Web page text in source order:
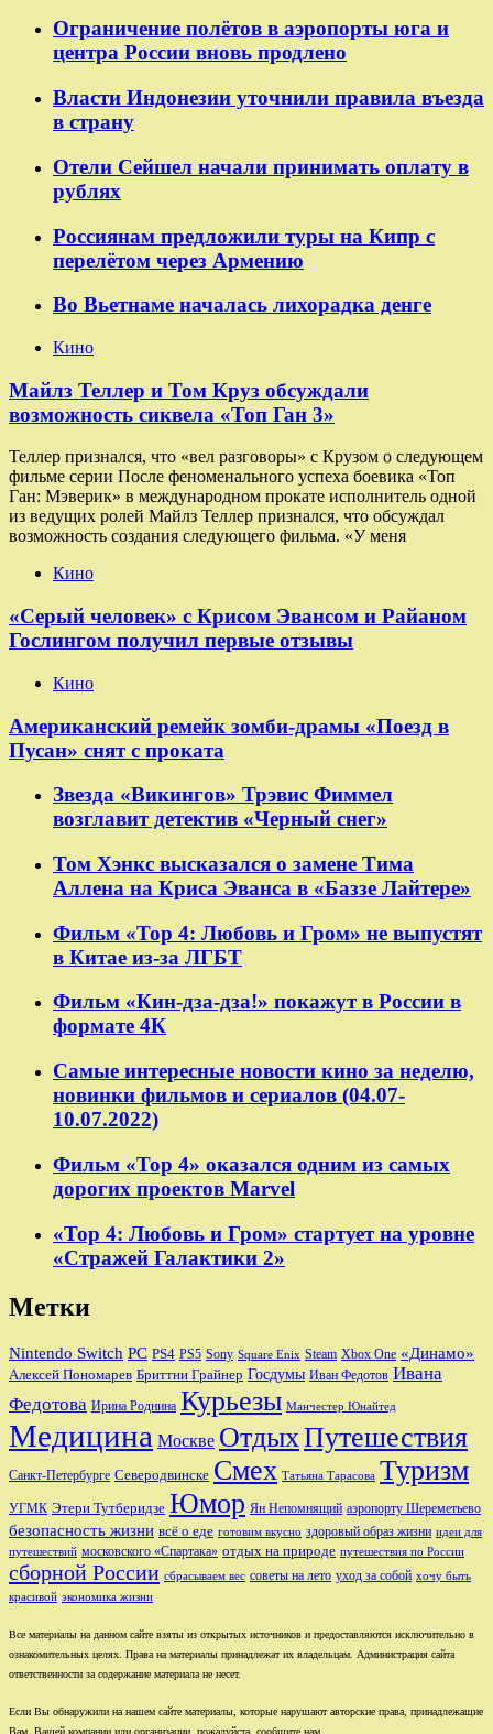
Ограничение полётов в аэропорты юга и
центра России вновь продлено
Власти Индонезии уточнили правила въезда
в страну
Отели Сейшел начали принимать оплату в
рублях
Россиянам предложили туры на Кипр с
перелётом через Армению
Во Вьетнаме началась лихорадка денге
Кино
Майлз Теллер и Том Круз обсуждали
возможность сиквела «Топ Ган 3»
Теллер признался, что «вел разговоры» с Крузом о следующем
фильме серии После феноменального успеха боевика «Топ
Ган: Мэверик» в международном прокате исполнитель одной
из ведущих ролей Майлз Теллер признался, что обсуждал
возможность создания следующего фильма. «У меня
Кино
«Серый человек» с Крисом Эвансом и Райаном
Гослингом получил первые отзывы
Кино
Американский ремейк зомби-драмы «Поезд в
Пусан» снят с проката
Звезда «Викингов» Трэвис Фиммел
возглавит детектив «Черный снег»
Том Хэнкс высказался о замене Тима
Аллена на Криса Эванса в «Баззе Лайтере»
Фильм «Тор 4: Любовь и Гром» не выпустят
в Китае из-за ЛГБТ
Фильм «Кин-дза-дза!» покажут в России в
формате 4К
Самые интересные новости кино за неделю,
новинки фильмов и сериалов (04.07-
10.07.2022)
Фильм «Тор 4» оказался одним из самых
дорогих проектов Marvel
«Тор 4: Любовь и Гром» стартует на уровне
«Стражей Галактики 2»
Метки
Nintendo Switch PC PS4 PS5 Sony Square Enix Steam Xbox One «Динамо»
Алексей Пономарев Бриттни Грайнер Госдумы Иван Федотов Ивана
Федотова Ирина Роднина Курьезы Манчестер Юнайтед
Медицина Москве ОтдыхПутешествия
Санкт-Петербурге Северодвинске Смех Татьяна Тарасова Туризм
УГМК Этери Тутберидзе Юмор Ян Непомнящий аэропорту Шереметьево
безопасность жизни всё о еде готовим вкусно здоровый образ жизни идеи для
путешествий московского «Спартака» отдых на природе путешествия по России
сборной России сбрасываем вес советы на лето уход за собой хочу быть
красивой экономика жизни
Все материалы на данном сайте взяты из открытых источников и предоставляются исключительно в
ознакомительных целях. Права на материалы принадлежат их владельцам. Администрация сайта
ответственности за содержание материала не несет.
Если Вы обнаружили на нашем сайте материалы, которые нарушают авторские права, принадлежащие